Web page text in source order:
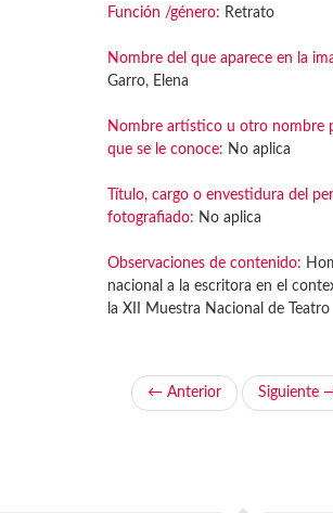
Función /género: Retrato
Nombre del que aparece en la
Garro, Elena
Nombre artístico u otro nombre
que se le conoce: No aplica
Título, cargo o envestidura del
fotografiado: No aplica
Observaciones de contenido:
nacional a la escritora en el
la XII Muestra Nacional de Teatro
← Anterior Siguiente